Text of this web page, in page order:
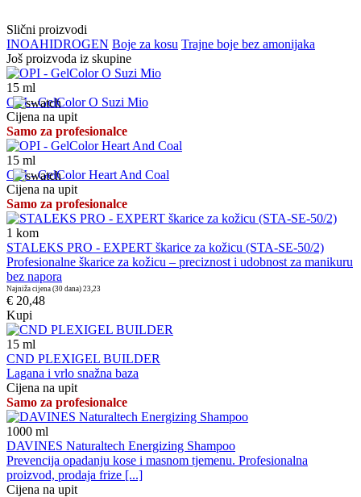
Slični proizvodi
INOAHIDROGEN Boje za kosu Trajne boje bez amonijaka
Još proizvoda iz skupine
15 ml
OPI - GelColor O Suzi Mio
Cijena na upit
Samo za profesionalce
15 ml
OPI - GelColor Heart And Coal
Cijena na upit
Samo za profesionalce
1 kom
STALEKS PRO - EXPERT škarice za kožicu (STA-SE-50/2)
Profesionalne škarice za kožicu – preciznost i udobnost za manikuru
bez napora
Najniža cijena (30 dana) 23,23
€ 20,48
Kupi
15 ml
CND PLEXIGEL BUILDER
Lagana i vrlo snažna baza
Cijena na upit
Samo za profesionalce
1000 ml
DAVINES Naturaltech Energizing Shampoo
Prevencija opadanju kose i masnom tjemenu. Profesionalna
proizvod, prodaja frize [...]
Cijena na upit